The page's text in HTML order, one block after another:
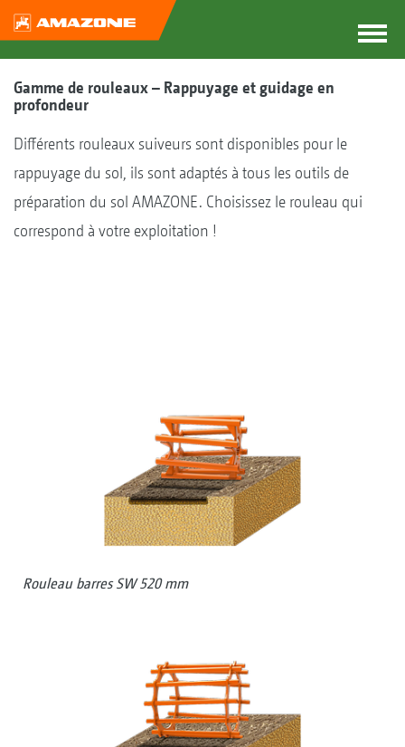
Gamme de rouleaux – Rappuyage et guidage en
profondeur
Différents rouleaux suiveurs sont disponibles pour le
rappuyage du sol, ils sont adaptés à tous les outils de
préparation du sol AMAZONE. Choisissez le rouleau qui
correspond à votre exploitation !
Rouleau barres SW 520 mm